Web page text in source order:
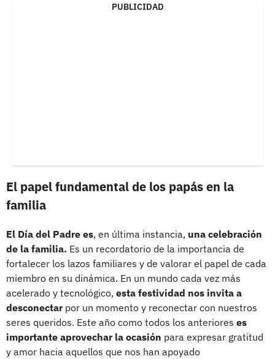
PUBLICIDAD
El papel fundamental de los papás en la
familia
El Día del Padre es, en última instancia, una celebración
de la familia. Es un recordatorio de la importancia de
fortalecer los lazos familiares y de valorar el papel de cada
miembro en su dinámica. En un mundo cada vez más
acelerado y tecnológico, esta festividad nos invita a
desconectarpor un momento y reconectar con nuestros
seres queridos. Este año como todos los anteriores es
importante aprovechar la ocasión para expresar gratitud
y amor hacia aquellos que nos han apoyado